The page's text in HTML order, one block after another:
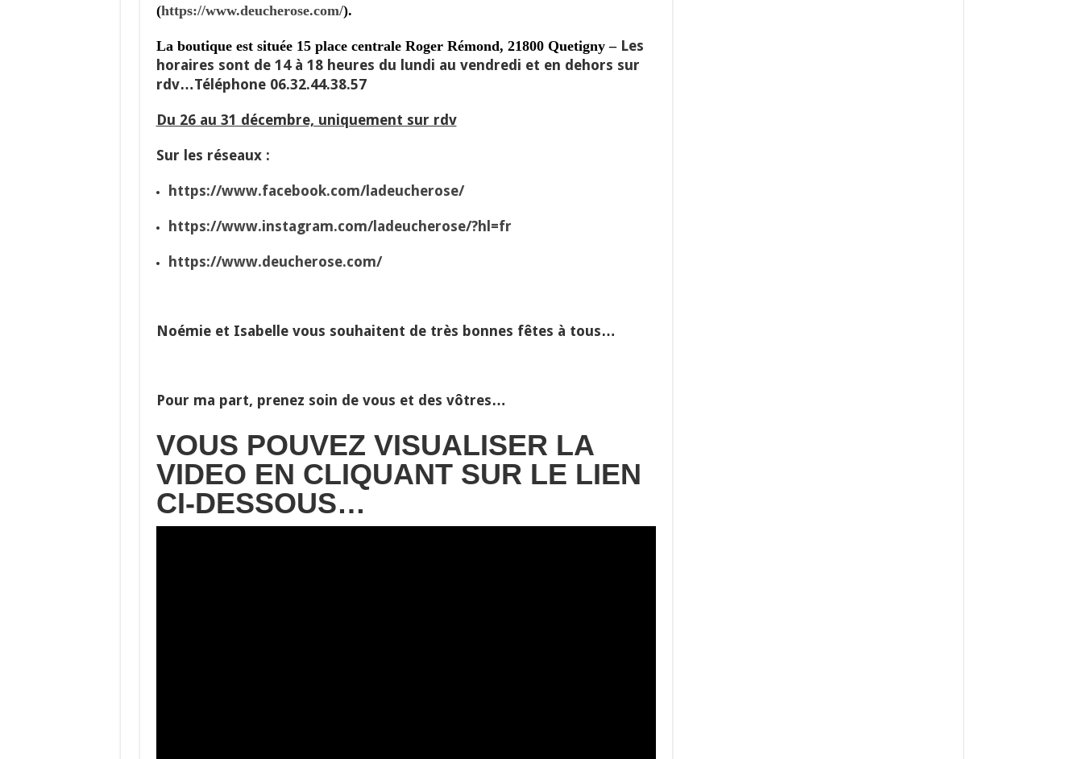
(https://www.deucherose.com/).
La boutique est située 15 place centrale Roger Rémond, 21800 Quetigny – Les
horaires sont de 14 à 18 heures du lundi au vendredi et en dehors sur
rdv…Téléphone 06.32.44.38.57
Du 26 au 31 décembre, uniquement sur rdv
Sur les réseaux :
https://www.facebook.com/ladeucherose/
https://www.instagram.com/ladeucherose/?hl=fr
https://www.deucherose.com/
Noémie et Isabelle vous souhaitent de très bonnes fêtes à tous…
Pour ma part, prenez soin de vous et des vôtres…
VOUS POUVEZ VISUALISER LA
VIDEO EN CLIQUANT SUR LE LIEN
CI-DESSOUS…